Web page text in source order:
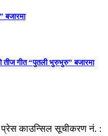
बजारमा
तीज गीत “पुतली भुरुभुरु” बजारमा
प्रेस काउन्सिल सूचीकरण नं. :